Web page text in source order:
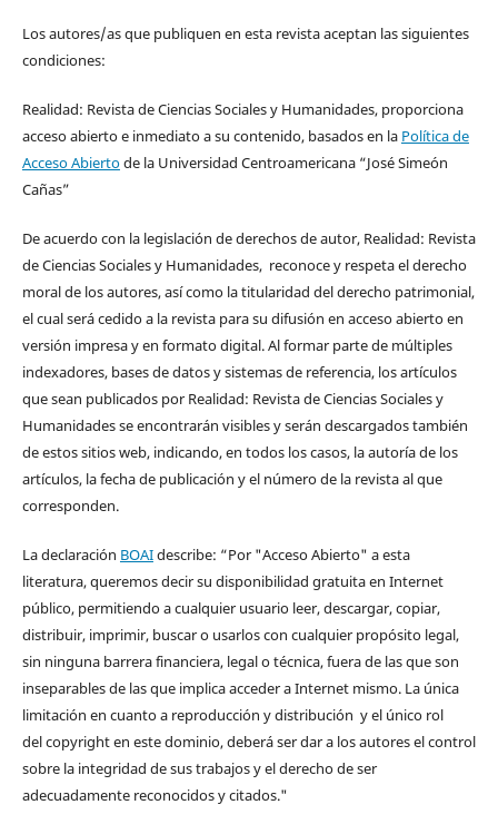
Los autores/as que publiquen en esta revista aceptan las siguientes
condiciones:
Realidad: Revista de Ciencias Sociales y Humanidades, proporciona
acceso abierto e inmediato a su contenido, basados en la Política de
Acceso Abiertode la Universidad Centroamericana “José Simeón
Cañas”
De acuerdo con la legislación de derechos de autor, Realidad: Revista
de Ciencias Sociales y Humanidades, reconoce y respeta el derecho
moral de los autores, así como la titularidad del derecho patrimonial,
el cual será cedido a la revista para su difusión en acceso abierto en
versión impresa y en formato digital. Al formar parte de múltiples
indexadores, bases de datos y sistemas de referencia, los artículos
que sean publicados por Realidad: Revista de Ciencias Sociales y
Humanidades se encontrarán visibles y serán descargados también
de estos sitios web, indicando, en todos los casos, la autoría de los
artículos, la fecha de publicación y el número de la revista al que
corresponden.
La declaración BOAIdescribe: “Por "Acceso Abierto" a esta
literatura, queremos decir su disponibilidad gratuita en Internet
público, permitiendo a cualquier usuario leer, descargar, copiar,
distribuir, imprimir, buscar o usarlos con cualquier propósito legal,
sin ninguna barrera financiera, legal o técnica, fuera de las que son
inseparables de las que implica acceder a Internet mismo. La única
limitación en cuanto a reproducción y distribución y el único rol
del copyright en este dominio, deberá ser dar a los autores el control
sobre la integridad de sus trabajos y el derecho de ser
adecuadamente reconocidos y citados."